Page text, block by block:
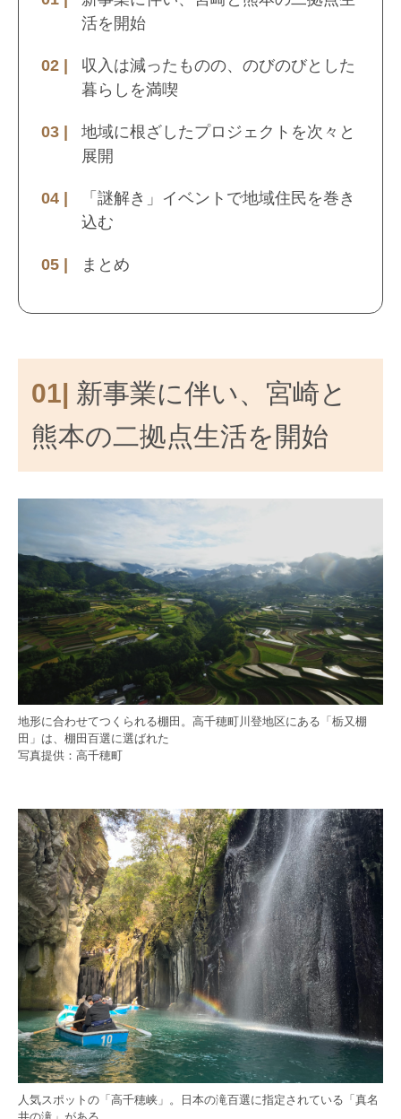
活を開始
収入は減ったものの、のびのびとした
暮らしを満喫
地域に根ざしたプロジェクトを次々と
展開
「謎解き」イベントで地域住民を巻き
込む
まとめ
01| 新事業に伴い、宮崎と
熊本の二拠点生活を開始
地形に合わせてつくられる棚田。高千穂町川登地区にある「栃又棚
田」は、棚田百選に選ばれた
写真提供：高千穂町
人気スポットの「高千穂峡」。日本の滝百選に指定されている「真名
井の滝」がある